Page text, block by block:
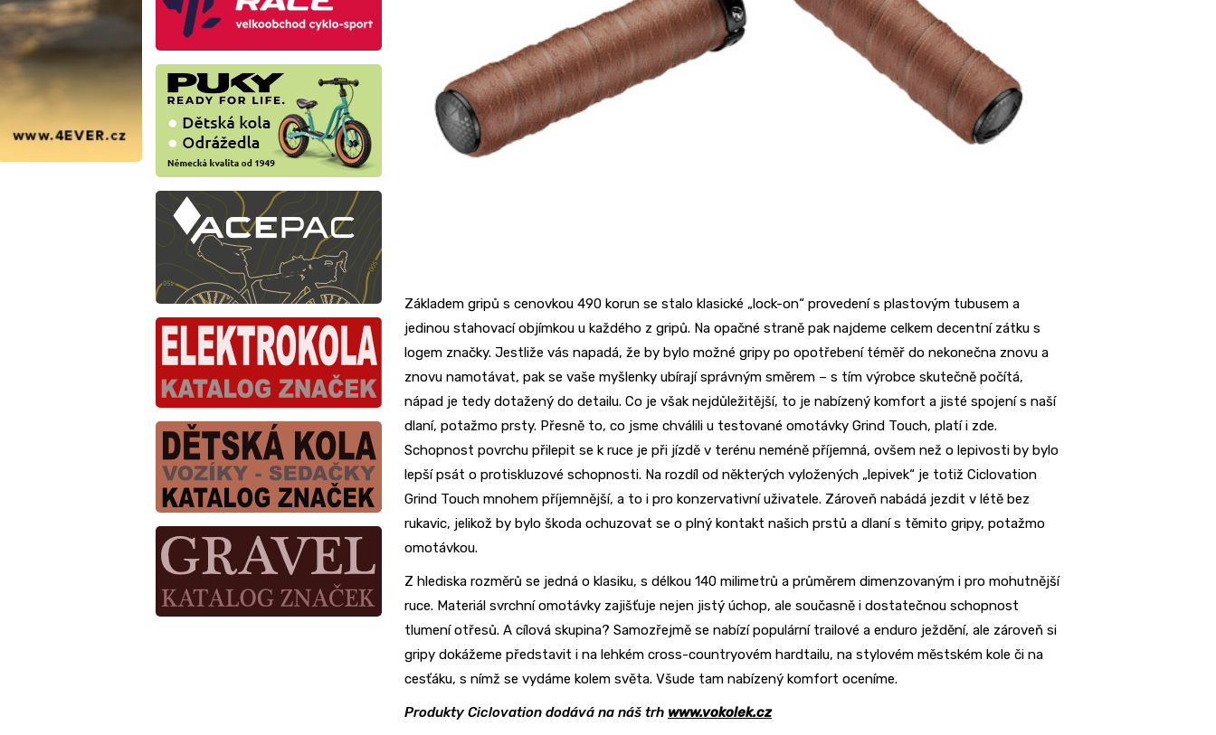
Základem gripů s cenovkou 490 korun se stalo klasické „lock-on“ provedení s plastovým tubusem a
jedinou stahovací objímkou u každého z gripů. Na opačné straně pak najdeme celkem decentní zátku s
logem značky. Jestliže vás napadá, že by bylo možné gripy po opotřebení téměř do nekonečna znovu a
znovu namotávat, pak se vaše myšlenky ubírají správným směrem – s tím výrobce skutečně počítá,
nápad je tedy dotažený do detailu. Co je však nejdůležitější, to je nabízený komfort a jisté spojení s naší
dlaní, potažmo prsty. Přesně to, co jsme chválili u testované omotávky Grind Touch, platí i zde.
Schopnost povrchu přilepit se k ruce je při jízdě v terénu neméně příjemná, ovšem než o lepivosti by bylo
lepší psát o protiskluzové schopnosti. Na rozdíl od některých vyložených „lepivek“ je totiž Ciclovation
Grind Touch mnohem příjemnější, a to i pro konzervativní uživatele. Zároveň nabádá jezdit v létě bez
rukavic, jelikož by bylo škoda ochuzovat se o plný kontakt našich prstů a dlaní s těmito gripy, potažmo
omotávkou.
Z hlediska rozměrů se jedná o klasiku, s délkou 140 milimetrů a průměrem dimenzovaným i pro mohutnější
ruce. Materiál svrchní omotávky zajišťuje nejen jistý úchop, ale současně i dostatečnou schopnost
tlumení otřesů. A cílová skupina? Samozřejmě se nabízí populární trailové a enduro ježdění, ale zároveň si
gripy dokážeme představit i na lehkém cross-countryovém hardtailu, na stylovém městském kole či na
cesťáku, s nímž se vydáme kolem světa. Všude tam nabízený komfort oceníme.
Produkty Ciclovation dodává na náš trh www.vokolek.cz